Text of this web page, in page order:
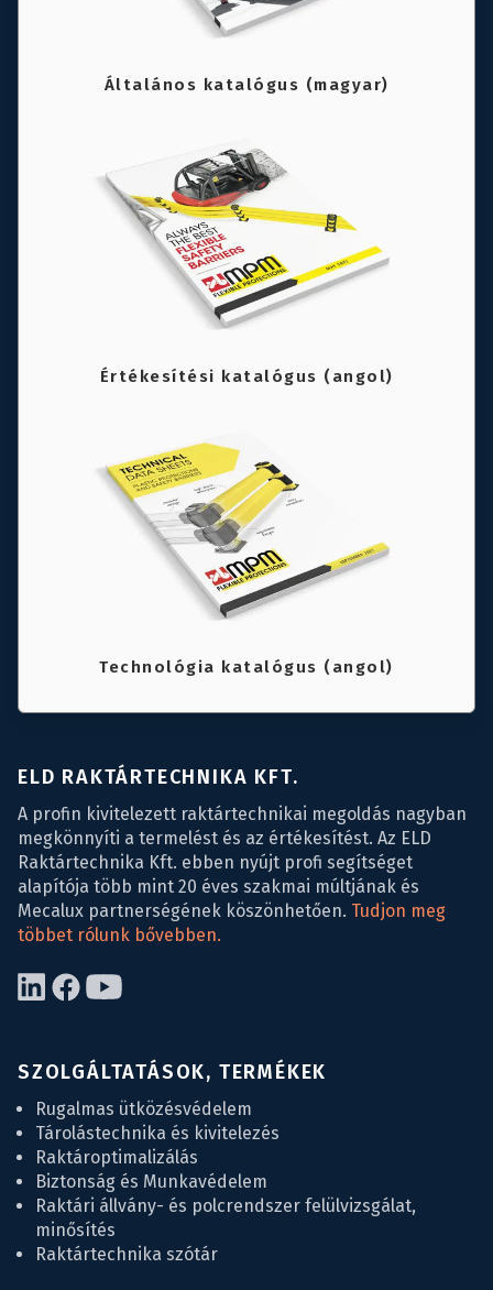
Általános katalógus (magyar)
Értékesítési katalógus (angol)
Technológia katalógus (angol)
ELD RAKTÁRTECHNIKA KFT.
A profin kivitelezett raktártechnikai megoldás nagyban
megkönnyíti a termelést és az értékesítést. Az ELD
Raktártechnika Kft. ebben nyújt profi segítséget
alapítója több mint 20 éves szakmai múltjának és
Mecalux partnerségének köszönhetően. Tudjon meg
többet rólunk bővebben.
SZOLGÁLTATÁSOK, TERMÉKEK
Rugalmas ütközésvédelem
Tárolástechnika és kivitelezés
Raktároptimalizálás
Biztonság és Munkavédelem
Raktári állvány- és polcrendszer felülvizsgálat,
minősítés
Raktártechnika szótár